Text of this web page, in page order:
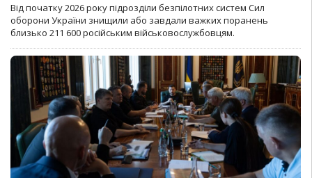
Від початку 2026 року підрозділи безпілотних систем Сил
оборони України знищили або завдали важких поранень
близько 211 600 російським військовослужбовцям.